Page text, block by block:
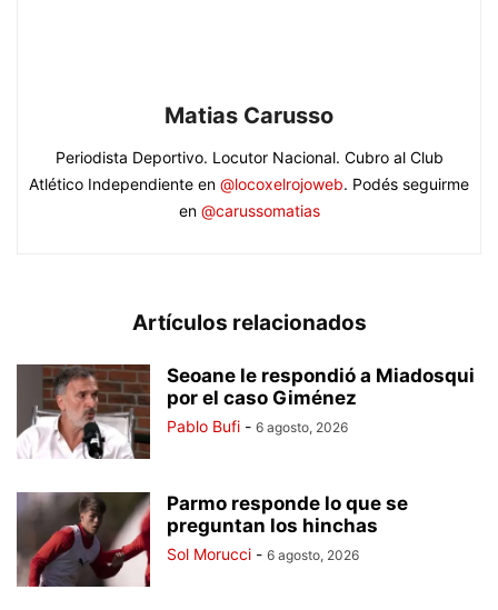
Matias Carusso
Periodista Deportivo. Locutor Nacional. Cubro al Club
Atlético Independiente en @locoxelrojoweb. Podés seguirme
en @carussomatias
Artículos relacionados
Seoane le respondió a Miadosqui
por el caso Giménez
Pablo Bufi - 6 agosto, 2026
Parmo responde lo que se
preguntan los hinchas
Sol Morucci - 6 agosto, 2026